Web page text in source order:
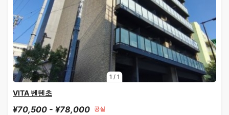
1 / 1
VITA 벤텐초
¥70,500 - ¥78,000 공실